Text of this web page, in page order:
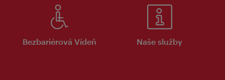
Bezbariérová Vídeň Naše služby